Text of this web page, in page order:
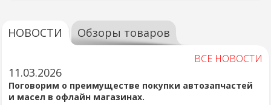
НОВОСТИ Обзоры товаров
ВСЕ НОВОСТИ
11.03.2026
Поговорим о преимуществе покупки автозапчастей
и масел в офлайн магазинах.